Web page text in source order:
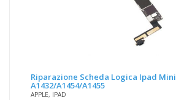
Riparazione Scheda Logica Ipad Mini
A1432/A1454/A1455
APPLE, IPAD